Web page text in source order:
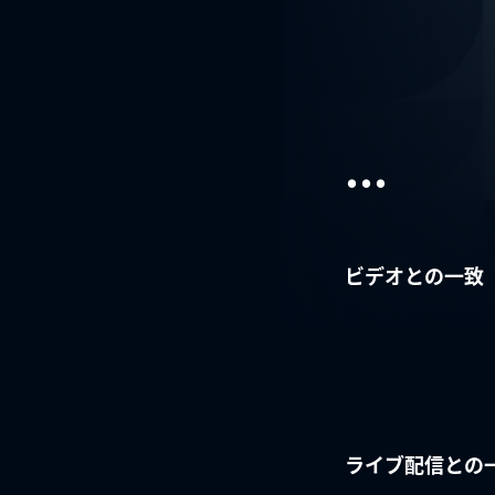
...
ビデオとの一致
ライブ配信との